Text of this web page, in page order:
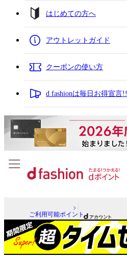
はじめての方へ
アウトレットガイド
クーポンの使い方
d fashionは毎日お得宣言!!
ご利用可能ポイント